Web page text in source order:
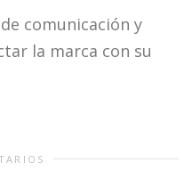
comunicación y
la marca con su